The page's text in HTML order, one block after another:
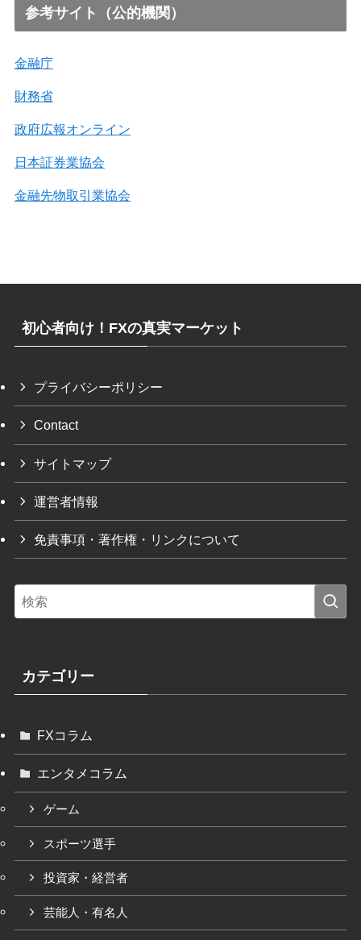
参考サイト（公的機関）
金融庁
財務省
政府広報オンライン
日本証券業協会
金融先物取引業協会
初心者向け！FXの真実マーケット
プライバシーポリシー
Contact
サイトマップ
運営者情報
免責事項・著作権・リンクについて
カテゴリー
FXコラム
エンタメコラム
ゲーム
スポーツ選手
投資家・経営者
芸能人・有名人